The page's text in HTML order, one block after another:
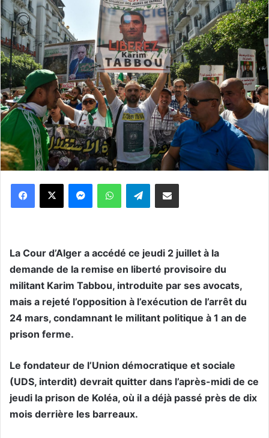
WhatsApp Telegram
La Cour d’Alger a accédé ce jeudi 2 juillet à la
demande de la remise en liberté provisoire du
militant Karim Tabbou, introduite par ses avocats,
mais a rejeté l’opposition à l’exécution de l’arrêt du
24 mars, condamnant le militant politique à 1 an de
prison ferme.
Le fondateur de l’Union démocratique et sociale
(UDS, interdit) devrait quitter dans l’après-midi de ce
jeudi la prison de Koléa, où il a déjà passé près de dix
mois derrière les barreaux.